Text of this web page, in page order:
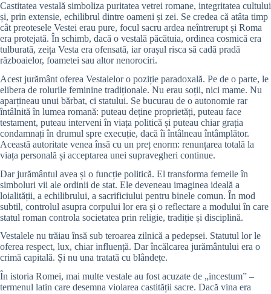
Castitatea vestală simboliza puritatea vetrei romane, integritatea cultului
și, prin extensie, echilibrul dintre oameni și zei. Se credea că atâta timp
cât preotesele Vestei erau pure, focul sacru ardea neîntrerupt și Roma
era protejată. În schimb, dacă o vestală păcătuia, ordinea cosmică era
tulburată, zeița Vesta era ofensată, iar orașul risca să cadă pradă
războaielor, foametei sau altor nenorociri.
Acest jurământ oferea Vestalelor o poziție paradoxală. Pe de o parte, le
elibera de rolurile feminine tradiționale. Nu erau soții, nici mame. Nu
aparțineau unui bărbat, ci statului. Se bucurau de o autonomie rar
întâlnită în lumea romană: puteau deține proprietăți, puteau face
testament, puteau interveni în viața politică și puteau chiar grația
condamnați în drumul spre execuție, dacă îi întâlneau întâmplător.
Această autoritate venea însă cu un preț enorm: renunțarea totală la
viața personală și acceptarea unei supravegheri continue.
Dar jurământul avea și o funcție politică. El transforma femeile în
simboluri vii ale ordinii de stat. Ele deveneau imaginea ideală a
loialității, a echilibrului, a sacrificiului pentru binele comun. În mod
subtil, controlul asupra corpului lor era și o reflectare a modului în care
statul roman controla societatea prin religie, tradiție și disciplină.
Vestalele nu trăiau însă sub teroarea zilnică a pedepsei. Statutul lor le
oferea respect, lux, chiar influență. Dar încălcarea jurământului era o
crimă capitală. Și nu una tratată cu blândețe.
În istoria Romei, mai multe vestale au fost acuzate de „incestum” –
termenul latin care desemna violarea castității sacre. Dacă vina era